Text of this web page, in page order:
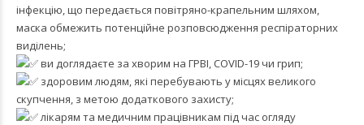
інфекцію, що передається повітряно-крапельним шляхом,
маска обмежить потенційне розповсюдження респіраторних
виділень;
ви доглядаєте за хворим на ГРВІ, COVID-19 чи грип;
здоровим людям, які перебувають у місцях великого
скупчення, з метою додаткового захисту;
лікарям та медичним працівникам під час огляду